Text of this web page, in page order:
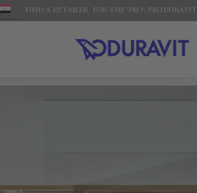
FOR THE 'PRO': PRO.DURAVIT
FIND A RETAILER